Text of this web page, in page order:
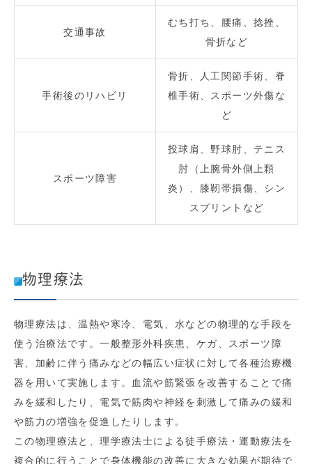
交通事故
むち打ち、腰痛、捻挫、
骨折など
手術後のリハビリ
骨折、人工関節手術、脊
椎手術、スポーツ外傷な
ど
スポーツ障害
投球肩、野球肘、テニス
肘（上腕骨外側上顆
炎）、膝靭帯損傷、シン
スプリントなど
物理療法
物理療法は、温熱や寒冷、電気、水などの物理的な手段を
使う治療法です。一般整形外科疾患、ケガ、スポーツ障
害、加齢に伴う痛みなどの幅広い症状に対して各種治療機
器を用いて実施します。血流や筋緊張を改善することで痛
みを緩和したり、電気で筋肉や神経を刺激して痛みの緩和
や筋力の増強を促進したりします。
この物理療法と、理学療法士による徒手療法・運動療法を
複合的に行うことで身体機能の改善に大きな効果が期待で